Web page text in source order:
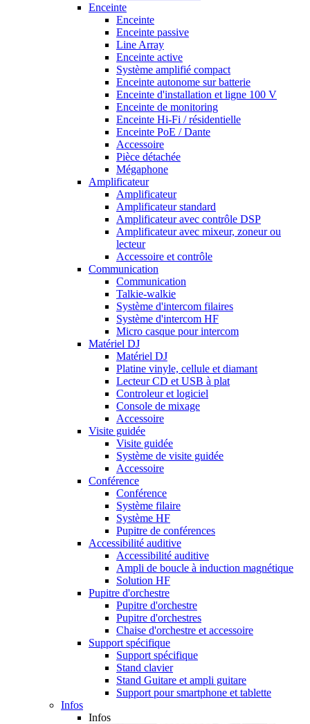
Enceinte
Enceinte
Enceinte passive
Line Array
Enceinte active
Système amplifié compact
Enceinte autonome sur batterie
Enceinte d'installation et ligne 100 V
Enceinte de monitoring
Enceinte Hi-Fi / résidentielle
Enceinte PoE / Dante
Accessoire
Pièce détachée
Mégaphone
Amplificateur
Amplificateur
Amplificateur standard
Amplificateur avec contrôle DSP
Amplificateur avec mixeur, zoneur ou
lecteur
Accessoire et contrôle
Communication
Communication
Talkie-walkie
Système d'intercom filaires
Système d'intercom HF
Micro casque pour intercom
Matériel DJ
Matériel DJ
Platine vinyle, cellule et diamant
Lecteur CD et USB à plat
Controleur et logiciel
Console de mixage
Accessoire
Visite guidée
Visite guidée
Système de visite guidée
Accessoire
Conférence
Conférence
Système filaire
Système HF
Pupitre de conférences
Accessibilité auditive
Accessibilité auditive
Ampli de boucle à induction magnétique
Solution HF
Pupitre d'orchestre
Pupitre d'orchestre
Pupitre d'orchestres
Chaise d'orchestre et accessoire
Support spécifique
Support spécifique
Stand clavier
Stand Guitare et ampli guitare
Support pour smartphone et tablette
Infos
Infos